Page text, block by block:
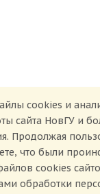
cookies и
сайта НовГУ и
Продолжая
что были
cookies
обработки